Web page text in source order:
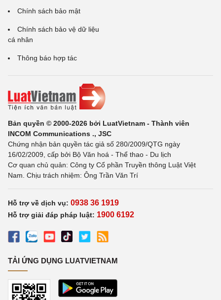
Chính sách bảo mật
Chính sách bảo vệ dữ liệu
cá nhân
Thông báo hợp tác
Bản quyền © 2000-2026 bởi LuatVietnam - Thành viên
INCOM Communications ., JSC
Chứng nhận bản quyền tác giả số 280/2009/QTG ngày
16/02/2009, cấp bởi Bộ Văn hoá - Thể thao - Du lịch
Cơ quan chủ quản: Công ty Cổ phần Truyền thông Luật Việt
Nam. Chịu trách nhiệm: Ông Trần Văn Trí
Hỗ trợ về dịch vụ: 0938 36 1919
Hỗ trợ giải đáp pháp luật: 1900 6192
TẢI ỨNG DỤNG LUATVIETNAM